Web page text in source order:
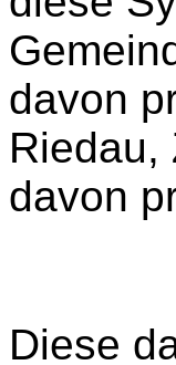
davon
Riedau,
davon
Diese